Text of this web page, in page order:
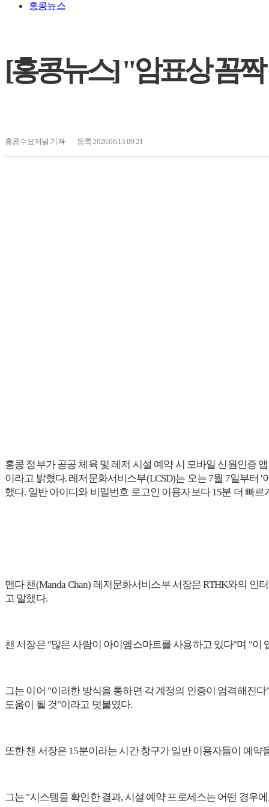
홍콩뉴스
[홍콩뉴스] "암표상 꼼
홍콩수요저널 기자 등록 2026.06.13 09:21
홍콩 정부가 공공 체육 및 레저 시설 예약 시 모바일 신원인증
이라고 밝혔다. 레저문화서비스부(LCSD)는 오는 7월 7일부터
했다. 일반 아이디와 비밀번호 로고인 이용자보다 15분 더 빠르
맨다 챈(Manda Chan) 레저문화서비스부 서장은 RTHK와의
고 말했다.
챈 서장은 "많은 사람이 아이엠스마트를 사용하고 있다"며 "
그는 이어 "이러한 방식을 통하면 각 계정의 인증이 엄격해진
도움이 될 것"이라고 덧붙였다.
또한 챈 서장은 15분이라는 시간 창구가 일반 이용자들이 예약
그는 "시스템을 확인한 결과, 시설 예약 프로세스는 어떤 경우